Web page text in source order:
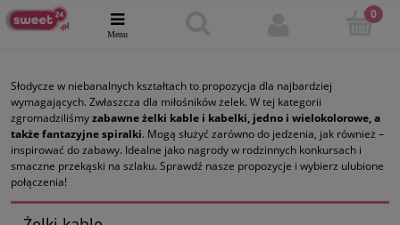
Słodycze w niebanalnych kształtach to propozycja dla najbardziej
wymagających. Zwłaszcza dla miłośników żelek. W tej kategorii
zgromadziliśmyzabawne żelki kable i kabelki, jedno i wielokolorowe, a
także fantazyjne spiralki. Mogą służyć zarówno do jedzenia, jak również –
inspirować do zabawy. Idealne jako nagrody w rodzinnych konkursach i
smaczne przekąski na szlaku. Sprawdź nasze propozycje i wybierz ulubione
połączenia!